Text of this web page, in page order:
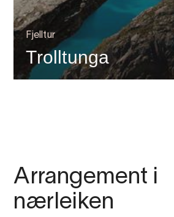
Fjelltur
Trolltunga
Arrangement i
nærleiken